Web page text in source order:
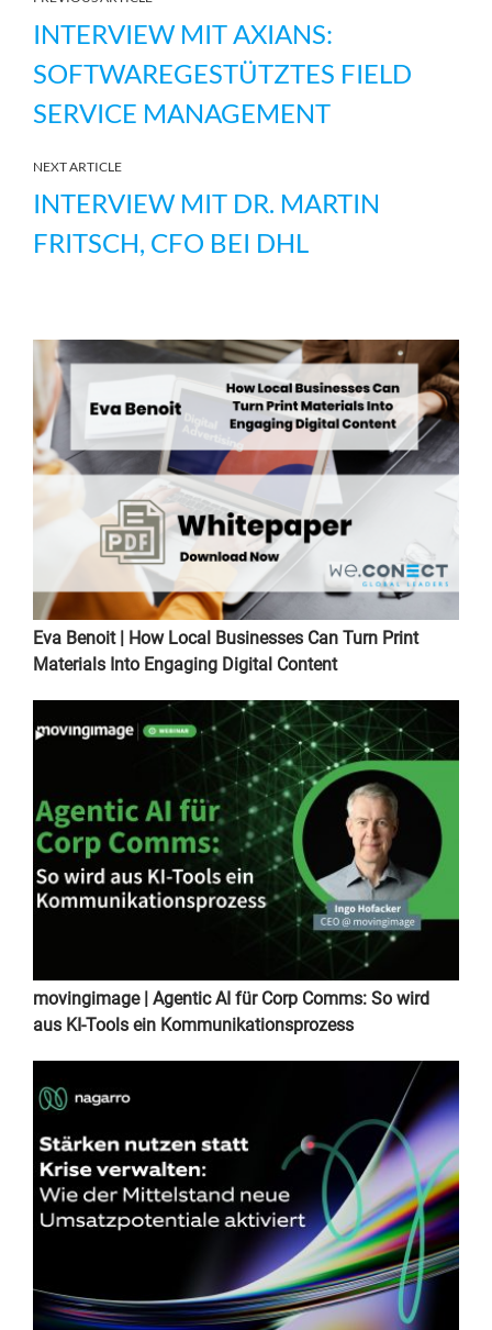
INTERVIEW MIT AXIANS:
SOFTWAREGESTÜTZTES FIELD
SERVICE MANAGEMENT
NEXT ARTICLE
INTERVIEW MIT DR. MARTIN
FRITSCH, CFO BEI DHL
Eva Benoit | How Local Businesses Can Turn Print
Materials Into Engaging Digital Content
movingimage | Agentic AI für Corp Comms: So wird
aus KI-Tools ein Kommunikationsprozess